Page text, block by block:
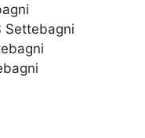
Settebagni